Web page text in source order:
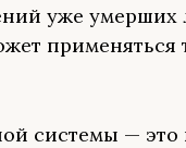
уже
применяться
системы — это